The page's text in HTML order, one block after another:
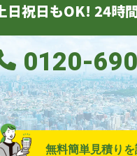
日祝日もOK! 24時
0120-
無料簡単見積り